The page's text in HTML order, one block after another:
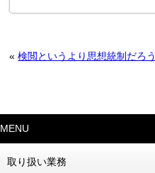
«検閲というより思想統制だろう
MENU
取り扱い業務